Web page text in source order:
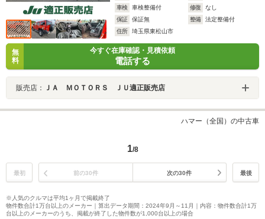
車検
車検整備付 修復
なし
保証
保証無 整備
法定整備付
住所
埼玉県東松山市
無
料
今すぐ在庫確認・見積依頼
電話する
販売店： ＪＡ ＭＯＴＯＲＳ ＪＵ適正販売店
ハマー（全国）の中古車
1/8
最初 前の30件 次の30件 最後
※人気のクルマは平均1ヶ月で掲載終了
物件数合計1万台以上のメーカー｜算出データ期間：2024年9月～11月｜内容：物件数合計1万
台以上のメーカーのうち、掲載が終了した物件数が1,000台以上の場合